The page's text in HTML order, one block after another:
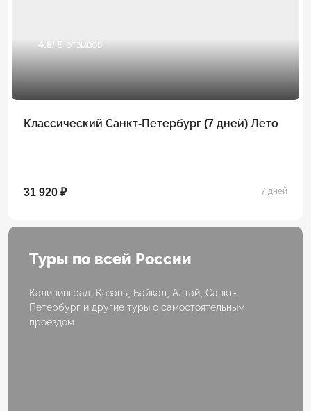
4.8/ 5 отзывов
Классический Санкт-Петербург (7 дней) Лето
31 920 ₽ 7 дней
Туры по всей России
Калининград, Казань, Байкал, Алтай, Санкт-
Петербург и другие туры с самостоятельным
проездом